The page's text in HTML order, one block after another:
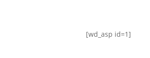
[wd_asp id=1]